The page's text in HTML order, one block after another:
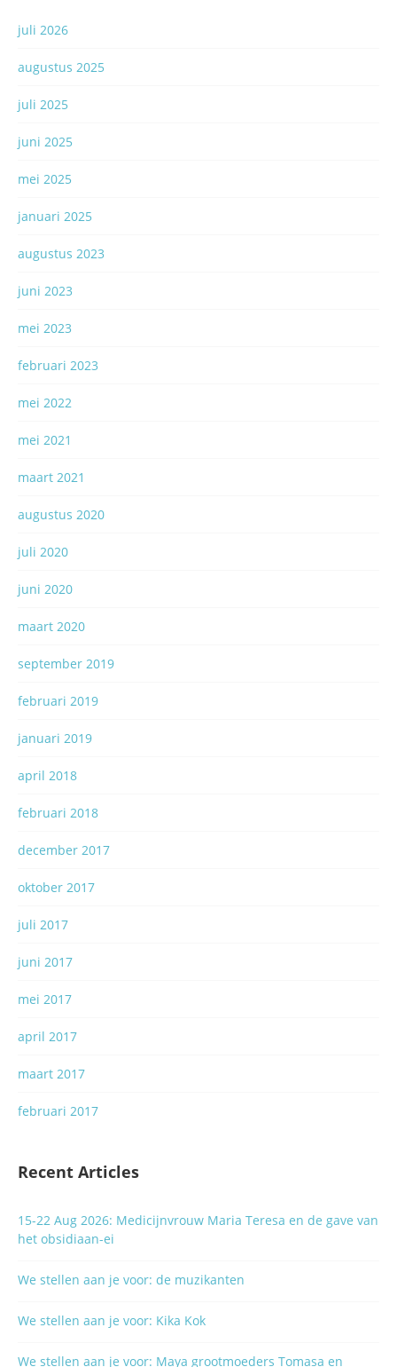
juli 2026
augustus 2025
juli 2025
juni 2025
mei 2025
januari 2025
augustus 2023
juni 2023
mei 2023
februari 2023
mei 2022
mei 2021
maart 2021
augustus 2020
juli 2020
juni 2020
maart 2020
september 2019
februari 2019
januari 2019
april 2018
februari 2018
december 2017
oktober 2017
juli 2017
juni 2017
mei 2017
april 2017
maart 2017
februari 2017
Recent Articles
15-22 Aug 2026: Medicijnvrouw Maria Teresa en de gave van
het obsidiaan-ei
We stellen aan je voor: de muzikanten
We stellen aan je voor: Kika Kok
We stellen aan je voor: Maya grootmoeders Tomasa en